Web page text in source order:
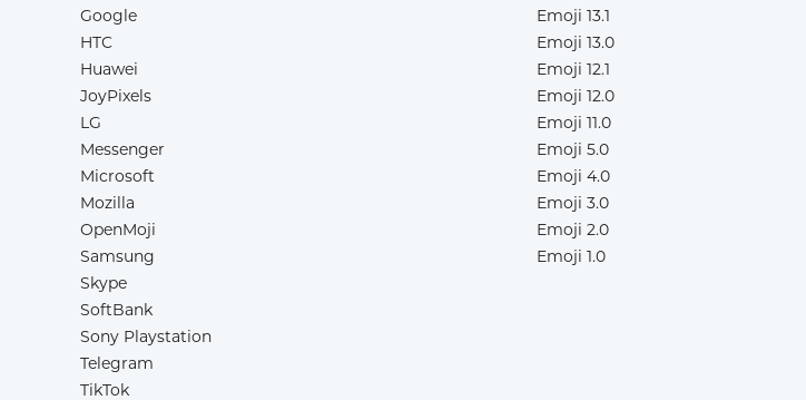
Google
HTC
Huawei
JoyPixels
LG
Messenger
Microsoft
Mozilla
OpenMoji
Samsung
Skype
SoftBank
Sony Playstation
Telegram
TikTok
Emoji 13.1
Emoji 13.0
Emoji 12.1
Emoji 12.0
Emoji 11.0
Emoji 5.0
Emoji 4.0
Emoji 3.0
Emoji 2.0
Emoji 1.0